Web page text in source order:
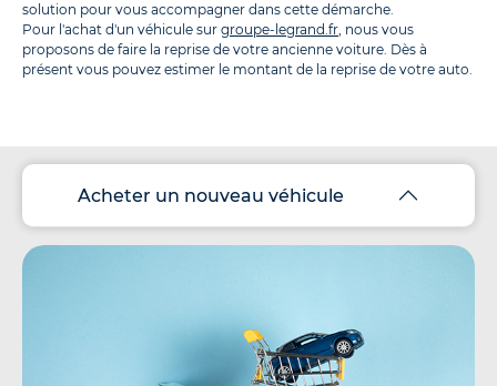
solution pour vous accompagner dans cette démarche.
Pour l'achat d'un véhicule sur groupe-legrand.fr, nous vous
proposons de faire la reprise de votre ancienne voiture. Dès à
présent vous pouvez estimer le montant de la reprise de votre auto.
Acheter un nouveau véhicule